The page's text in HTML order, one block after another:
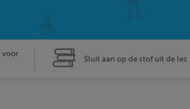
voor
Sluit aan op de stof uit de les